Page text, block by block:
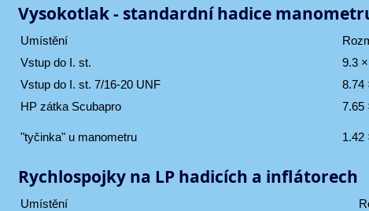
Vysokotlak - standardní hadice
Umístění
Vstup do I. st.
9.3
Vstup do I. st. 7/16-20 UNF
8.74
HP zátka Scubapro
7.65
"tyčinka" u manometru 1.42
Rychlospojky na LP hadicích a inflátorech
Umístění